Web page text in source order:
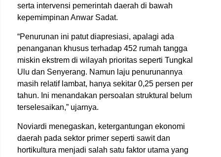
serta intervensi pemerintah daerah di bawah
kepemimpinan Anwar Sadat.
“Penurunan ini patut diapresiasi, apalagi ada
penanganan khusus terhadap 452 rumah tangga
miskin ekstrem di wilayah prioritas seperti Tungkal
Ulu dan Senyerang. Namun laju penurunannya
masih relatif lambat, hanya sekitar 0,25 persen per
tahun. Ini menandakan persoalan struktural belum
terselesaikan,” ujarnya.
Noviardi menegaskan, ketergantungan ekonomi
daerah pada sektor primer seperti sawit dan
hortikultura menjadi salah satu faktor utama yang